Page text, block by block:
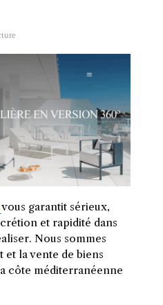
vous garantit sérieux,
et rapidité dans
Nous sommes
et la vente de biens
côte méditerranéenne